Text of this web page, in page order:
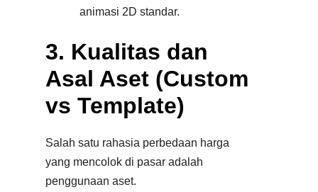
animasi 2D standar.
3. Kualitas dan
Asal Aset (Custom
vs Template)
Salah satu rahasia perbedaan harga
yang mencolok di pasar adalah
penggunaan aset.